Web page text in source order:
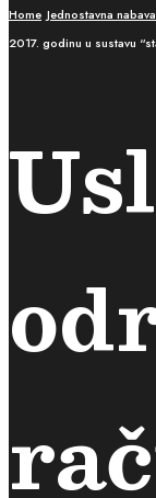
Home Jednostavna
2017. godinu u sustavu